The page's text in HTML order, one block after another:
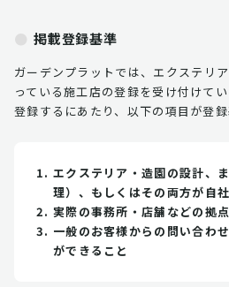
掲載登録基準
ガーデンプラットでは、エクステリ
っている施工店の登録を受け付けてい
登録するにあたり、以下の項目が登録
エクステリア・造園の設計、
理）、もしくはその両方が自
実際の事務所・店舗などの拠
一般のお客様からの問い合わ
ができること